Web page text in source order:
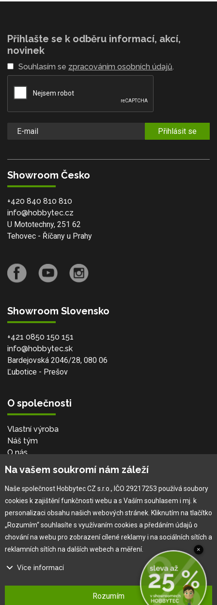
Přihlašte se k odběru informací, akcí,
novinek
Souhlasím se zpracováním osobních údajů.
Přihlásit se
Showroom Česko
+420 840 810 810
info@hobbytec.cz
U Mototechny, 251 62
Tehovec - Říčany u Prahy
Showroom Slovensko
+421 0850 150 151
info@hobbytec.sk
Bardejovská 2046/28, 080 06
Ľubotice - Prešov
O společnosti
Vlastní výroba
Náš tým
O nás
Pro zákazníka
Obchodní podmínky
Věrnostní program
Jak na reklamaci
Výprodej
Na vašem soukromí nám záleží
Naše společnost Hobbytec CZ s.r.o., IČO 29217253 používá soubory
cookies k zajištění funkčnosti webu a s Vaším souhlasem i mj. k
personalizaci obsahu našich webových stránek. Kliknutím na tlačítko
„Rozumím“ souhlasíte s využívaním cookies a předáním údajů o
chování na webu pro zobrazení cílené reklamy i na sociálních sítích a
reklamních sítích na dalších webech a měření.
Více informací
Na našem webu používáme několik druhů kategorií cookies:
Rozumím
×